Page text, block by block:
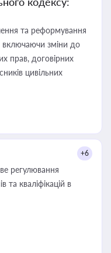
та реформування
включаючи зміни до
прав, договірних
цивільних
+6
регулювання
та кваліфікацій в